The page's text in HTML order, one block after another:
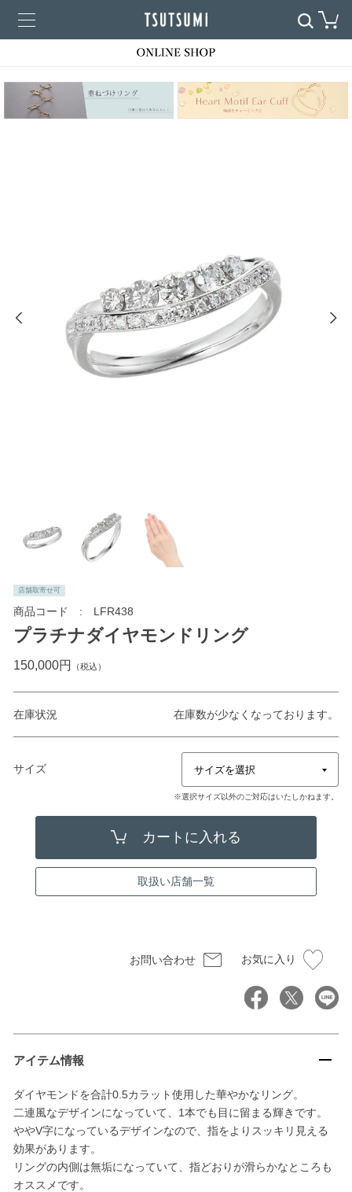
店舗取寄せ可
商品コード LFR438
プラチナダイヤモンドリング
150,000円 （税込）
在庫状況 在庫数が少なくなっております。
サイズ
※選択サイズ以外のご対応はいたしかねます。
取扱い店舗一覧
お問い合わせ お気に入り
アイテム情報
ダイヤモンドを合計0.5カラット使用した華やかなリング。
二連風なデザインになっていて、1本でも目に留まる輝きです。
ややV字になっているデザインなので、指をよりスッキリ見える
効果があります。
リングの内側は無垢になっていて、指どおりが滑らかなところも
オススメです。